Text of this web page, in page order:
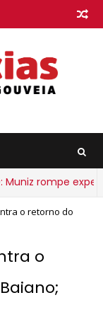
rompe
o retorno do
o